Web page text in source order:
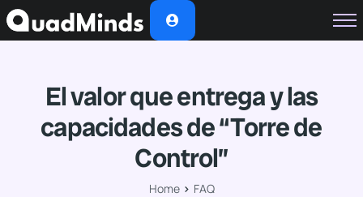
Soluciones
Casos de Éxito
Planes
El valor que entrega y las
capacidades de “Torre de
Control”
Home
FAQ